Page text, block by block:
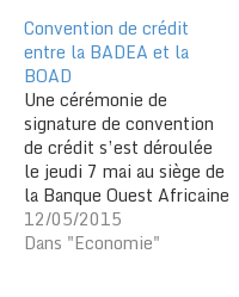
Convention de crédit
entre la BADEA et la
BOAD
Une cérémonie de
signature de convention
de crédit s’est déroulée
le jeudi 7 mai au siège de
la Banque Ouest Africaine
de Développement
(BOAD) à Lomé entre
12/05/2015
Dans "Economie"